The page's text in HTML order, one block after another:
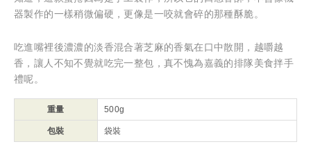
器製作的一樣稍微偏硬，更像是一咬就會碎的那種酥脆。
吃進嘴裡後濃濃的淡香混合著芝麻的香氣在口中散開，越嚼越
香，讓人不知不覺就吃完一整包，真不愧為嘉義的排隊美食拌手
禮呢。
重量 500g
包裝 袋裝